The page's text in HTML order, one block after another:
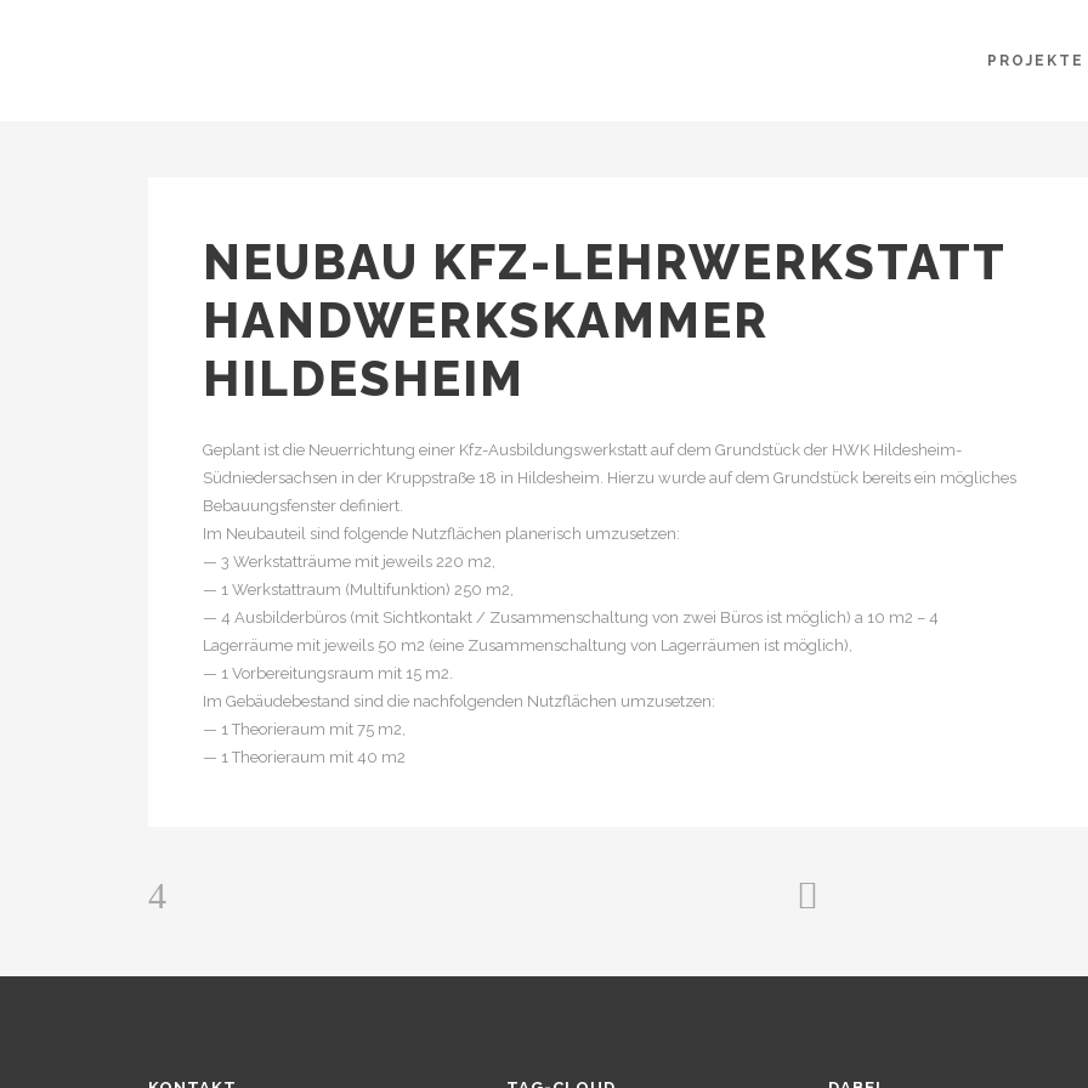
PROJEKTE
NEUBAU KFZ-LEHRWERKSTATT
HANDWERKSKAMMER
HILDESHEIM
Geplant ist die Neuerrichtung einer Kfz-Ausbildungswerkstatt auf dem Grundstück der HWK Hildesheim-
Südniedersachsen in der Kruppstraße 18 in Hildesheim. Hierzu wurde auf dem Grundstück bereits ein mögliches
Bebauungsfenster definiert.
Im Neubauteil sind folgende Nutzflächen planerisch umzusetzen:
— 3 Werkstatträume mit jeweils 220 m2,
— 1 Werkstattraum (Multifunktion) 250 m2,
— 4 Ausbilderbüros (mit Sichtkontakt / Zusammenschaltung von zwei Büros ist möglich) a 10 m2 – 4
Lagerräume mit jeweils 50 m2 (eine Zusammenschaltung von Lagerräumen ist möglich),
— 1 Vorbereitungsraum mit 15 m2.
Im Gebäudebestand sind die nachfolgenden Nutzflächen umzusetzen:
— 1 Theorieraum mit 75 m2,
— 1 Theorieraum mit 40 m2